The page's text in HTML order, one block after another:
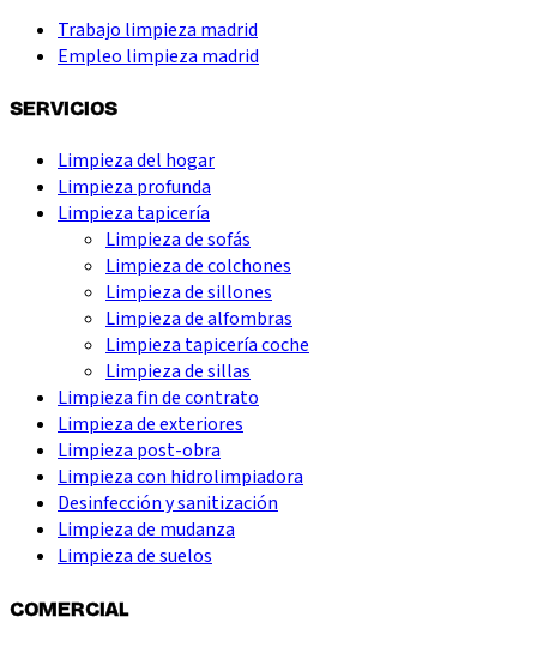
Trabajo limpieza madrid
Empleo limpieza madrid
SERVICIOS
Limpieza del hogar
Limpieza profunda
Limpieza tapicería
Limpieza de sofás
Limpieza de colchones
Limpieza de sillones
Limpieza de alfombras
Limpieza tapicería coche
Limpieza de sillas
Limpieza fin de contrato
Limpieza de exteriores
Limpieza post-obra
Limpieza con hidrolimpiadora
Desinfección y sanitización
Limpieza de mudanza
Limpieza de suelos
COMERCIAL